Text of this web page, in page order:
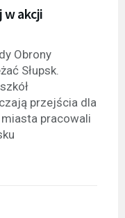
w akcji
Obrony
Słupsk.
przejścia dla
pracowali